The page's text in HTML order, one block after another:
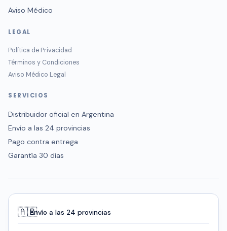
Aviso Médico
LEGAL
Política de Privacidad
Términos y Condiciones
Aviso Médico Legal
SERVICIOS
Distribuidor oficial en Argentina
Envío a las 24 provincias
Pago contra entrega
Garantía 30 días
🇦🇷Envío a las 24 provincias